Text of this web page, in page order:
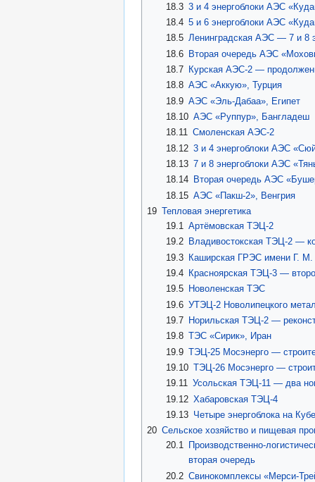
18.3 3 и 4 энергоблоки АЭС
18.4 5 и 6 энергоблоки АЭС
18.5 Ленинградская АЭС — 7 и 8
18.6 Вторая очередь АЭС
18.7
Курская АЭС-2 —
18.8 АЭС «Аккую», Турция
18.9 АЭС «Эль-Дабаа», Египет
18.10 АЭС «Руппур», Бангладеш
18.11 Смоленская АЭС-2
18.12 3 и 4 энергоблоки АЭС
18.13 7 и 8 энергоблоки АЭС
18.14
Вторая очередь АЭС
18.15 АЭС «Пакш-2», Венгрия
19 Тепловая энергетика
19.1
Артёмовская ТЭЦ-2
19.2
Владивостокская ТЭЦ-2 —
19.3 Каширская ГРЭС имени Г. М.
19.4
Красноярская ТЭЦ-3 —
19.5
Новоленская ТЭС
19.6 УТЭЦ-2 Новолипецкого
19.7
Норильская ТЭЦ-2 —
19.8 ТЭС «Сирик», Иран
19.9 ТЭЦ-25 Мосэнерго —
19.10 ТЭЦ-26 Мосэнерго —
19.11 Усольская ТЭЦ-11 — два
19.12 Хабаровская ТЭЦ-4
19.13 Четыре энергоблока на Кубе
20 Сельское хозяйство и пищевая
20.1
Производственно-
вторая очередь
20.2 Свинокомплексы «Мерси-